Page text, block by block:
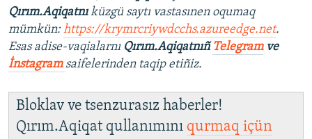
Qırım.Aqiqatnıküzgü saytı vastasınen oqumaq
mümkün:https://krymrcriywdcchs.azureedge.net.
Esas adise-vaqialarnı Qırım.AqiqatnıñTelegramve
İnstagram saifelerinden taqip etiñiz.
Bloklav ve tsenzurasız haberler!
Qırım.Aqiqat qullanımını qurmaq içün